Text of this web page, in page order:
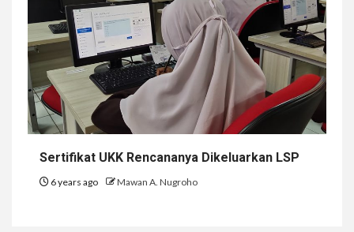
Sertifikat UKK Rencananya Dikeluarkan LSP
6 years ago Mawan A. Nugroho